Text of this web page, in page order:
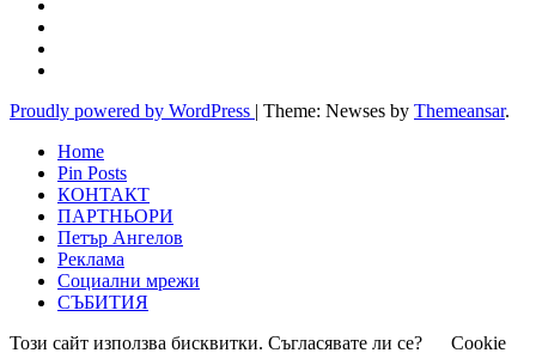
Proudly powered by WordPress | Theme: Newses by Themeansar.
Home
Pin Posts
КОНТАКТ
ПАРТНЬОРИ
Петър Ангелов
Реклама
Социални мрежи
СЪБИТИЯ
Този сайт използва бисквитки. Съгласявате ли се?
Cookie